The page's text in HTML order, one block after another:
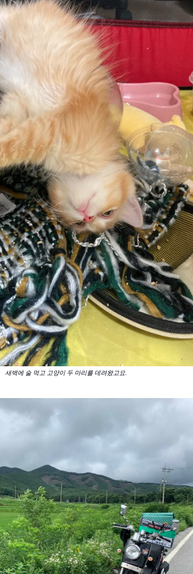
새벽에 술 먹고 고양이 두 마리를 데려왔고요.